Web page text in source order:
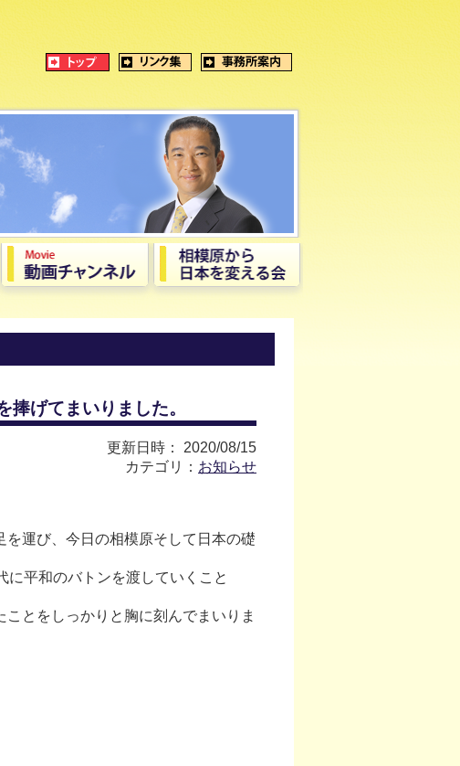
げてまいりました。
更新日時： 2020/08/15
カテゴリ： お知らせ
運び、今日の相模原そして日本の礎
平和のバトンを渡していくこと
とをしっかりと胸に刻んでまいりま